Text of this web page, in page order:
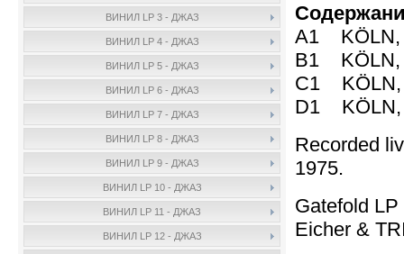
ВИНИЛ LP 3 - ДЖАЗ
ВИНИЛ LP 4 - ДЖАЗ
ВИНИЛ LP 5 - ДЖАЗ
ВИНИЛ LP 6 - ДЖАЗ
ВИНИЛ LP 7 - ДЖАЗ
ВИНИЛ LP 8 - ДЖАЗ
ВИНИЛ LP 9 - ДЖАЗ
ВИНИЛ LP 10 - ДЖАЗ
ВИНИЛ LP 11 - ДЖАЗ
ВИНИЛ LP 12 - ДЖАЗ
A1 KÖLN,
B1 KÖLN,
C1 KÖLN,
D1 KÖLN,
Recorded
1975.
Gatefold
Eicher &